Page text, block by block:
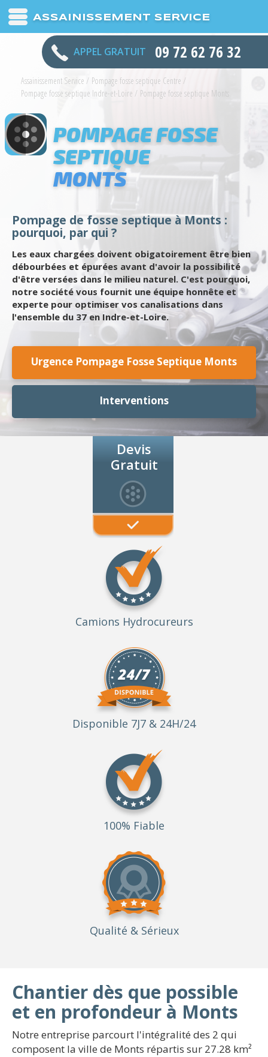
ASSAINISSEMENT SERVICE
APPEL GRATUIT 09 72 62 76 32
Assainissement Service / Pompage fosse septique Centre /
Pompage fosse septique Indre-et-Loire / Pompage fosse septique Monts
POMPAGE FOSSE
SEPTIQUE
MONTS
Pompage de fosse septique à Monts :
pourquoi, par qui ?
Les eaux chargées doivent obigatoirement être bien
débourbées et épurées avant d'avoir la possibilité
d'être versées dans le milieu naturel. C'est pourquoi,
notre société vous fournit une équipe honnête et
experte pour optimiser vos canalisations dans
l'ensemble du 37 en Indre-et-Loire.
Urgence Pompage Fosse Septique Monts
Interventions
Devis
Gratuit
Camions Hydrocureurs
Disponible 7J7 & 24H/24
100% Fiable
Qualité & Sérieux
Chantier dès que possible
et en profondeur à Monts
Notre entreprise parcourt l'intégralité des 2 qui
composent la ville de Monts répartis sur 27.28 km²